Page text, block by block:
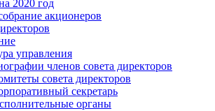
2020 год
акционеров
управления
членов совета директоров
совета директоров
секретарь
органы